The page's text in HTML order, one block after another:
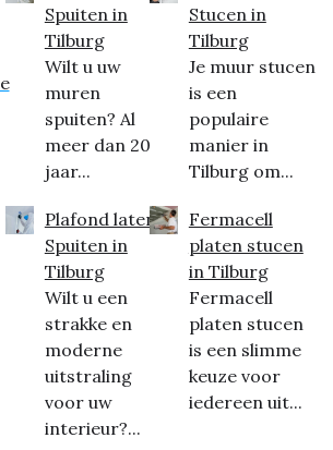
Spuiten in
Tilburg
Wilt u uw
muren
spuiten? Al
meer dan 20
jaar...
Plafond laten
Spuiten in
Tilburg
Wilt u een
strakke en
moderne
uitstraling
voor uw
interieur?...
Stucen in
Tilburg
Je muur stucen
is een
populaire
manier in
Tilburg om...
Fermacell
platen stucen
in Tilburg
Fermacell
platen stucen
is een slimme
keuze voor
iedereen uit...